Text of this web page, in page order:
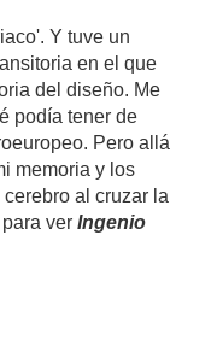
Y tuve un
en el que
del diseño. Me
podía tener de
Pero allá
memoria y los
al cruzar la
para verIngenio